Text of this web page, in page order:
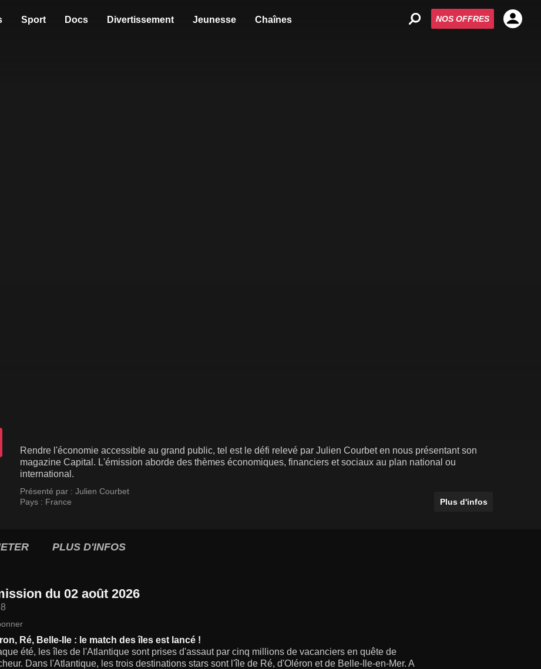
Sport Docs Divertissement Jeunesse Chaînes NOS OFFRES
Rendre l'économie accessible au grand public, tel est le défi relevé par Julien Courbet en nous présentant son
magazine Capital. L'émission aborde des thèmes économiques, financiers et sociaux au plan national ou
international.
Présenté par : Julien Courbet
Pays : France Plus d'infos
PLUS D'INFOS
du 02 août 2026
Ré, Belle-Ile : le match des îles est lancé !
été, les îles de l'Atlantique sont prises d'assaut par cinq millions de vacanciers en quête de
Dans l'Atlantique, les trois destinations stars sont l'île de Ré, d'Oléron et de Belle-Ile-en-Mer. A